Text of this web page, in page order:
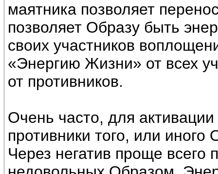
маятника позволяет
позволяет Образу быть
своих участников
«Энергию Жизни» от всех
от противников.
Очень часто, для
противники того, или иного
Через негатив проще всего